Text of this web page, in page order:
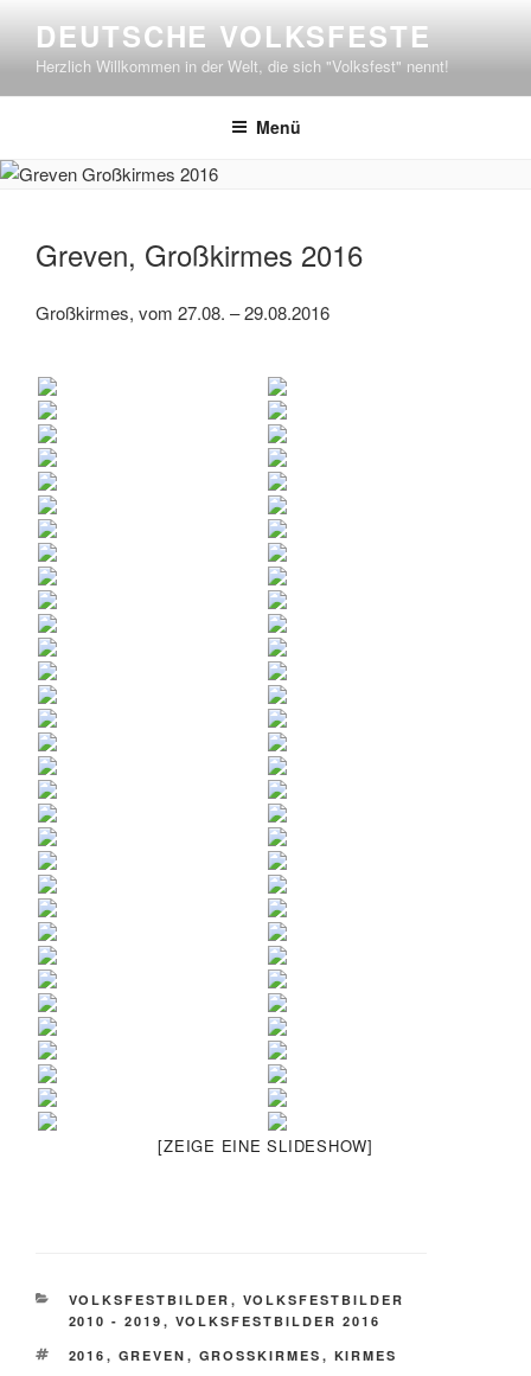
springen
DEUTSCHE VOLKSFESTE
Herzlich Willkommen in der Welt, die sich "Volksfest" nennt!
Menü
Greven, Großkirmes 2016
Großkirmes, vom 27.08. – 29.08.2016
[ZEIGE EINE SLIDESHOW]
KATEGORIEN
VOLKSFESTBILDER , VOLKSFESTBILDER
2010 - 2019 , VOLKSFESTBILDER 2016
SCHLAGWÖRTER
2016 , GREVEN , GROSSKIRMES , KIRMES